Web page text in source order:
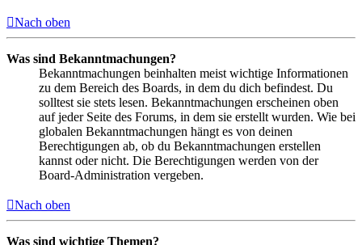
Nach oben
Was sind Bekanntmachungen?
Bekanntmachungen beinhalten meist wichtige Informationen
zu dem Bereich des Boards, in dem du dich befindest. Du
solltest sie stets lesen. Bekanntmachungen erscheinen oben
auf jeder Seite des Forums, in dem sie erstellt wurden. Wie bei
globalen Bekanntmachungen hängt es von deinen
Berechtigungen ab, ob du Bekanntmachungen erstellen
kannst oder nicht. Die Berechtigungen werden von der
Board-Administration vergeben.
Nach oben
Was sind wichtige Themen?